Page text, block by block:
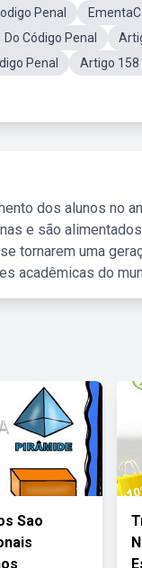
Penal
Código Penal
Penal
Artigo 158
dos alunos no
e são
tornarem uma
acadêmicas do
Sao